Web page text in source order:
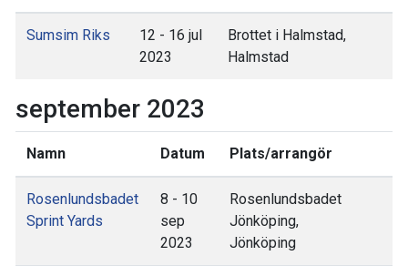
Sumsim Riks
12 - 16 jul
2023
Brottet i Halmstad,
Halmstad
september 2023
Namn Datum Plats/arrangör
Rosenlundsbadet
Sprint Yards
8 - 10
sep
2023
Rosenlundsbadet
Jönköping,
Jönköping